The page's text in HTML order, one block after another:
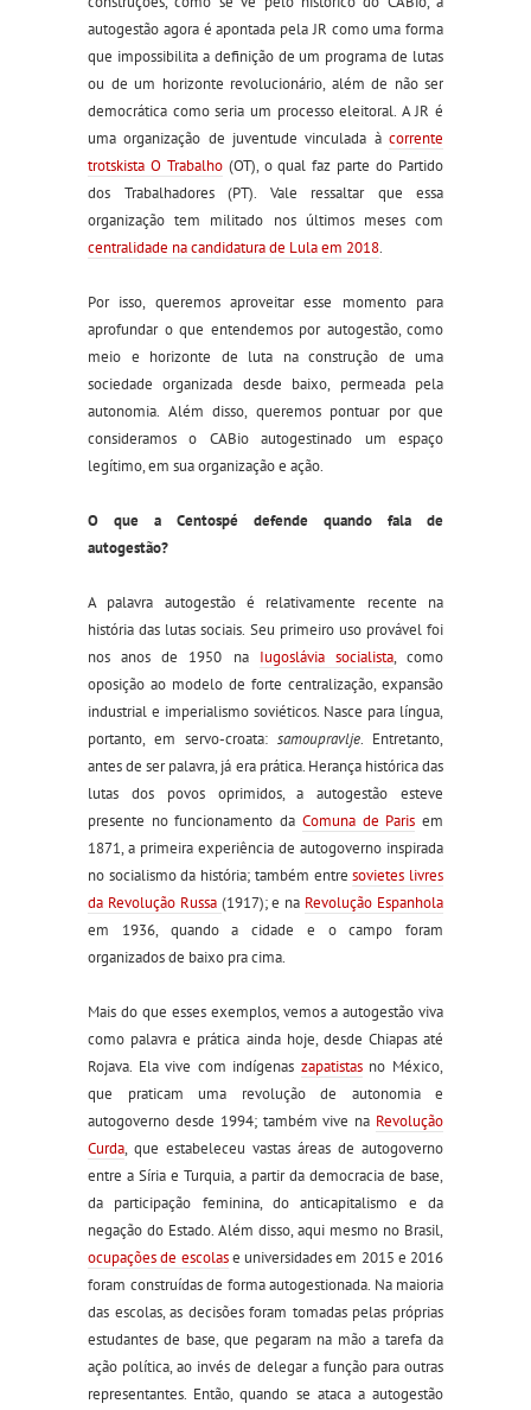
autogestão agora é apontada pela JR como uma forma
que impossibilita a definição de um programa de lutas
ou de um horizonte revolucionário, além de não ser
democrática como seria um processo eleitoral. A JR é
uma organização de juventude vinculada à corrente
trotskista O Trabalho(OT), o qual faz parte do Partido
dos Trabalhadores (PT). Vale ressaltar que essa
organização tem militado nos últimos meses com
centralidade na candidatura de Lula em 2018.
Por isso, queremos aproveitar esse momento para
aprofundar o que entendemos por autogestão, como
meio e horizonte de luta na construção de uma
sociedade organizada desde baixo, permeada pela
autonomia. Além disso, queremos pontuar por que
consideramos o CABio autogestinado um espaço
legítimo, em sua organização e ação.
O que a Centospé defende quando fala de
autogestão?
A palavra autogestão é relativamente recente na
história das lutas sociais. Seu primeiro uso provável foi
nos anos de 1950 na Iugoslávia socialista, como
oposição ao modelo de forte centralização, expansão
industrial e imperialismo soviéticos. Nasce para língua,
portanto, em servo-croata: samoupravlje. Entretanto,
antes de ser palavra, já era prática. Herança histórica das
lutas dos povos oprimidos, a autogestão esteve
presente no funcionamento da Comuna de Paris em
1871, a primeira experiência de autogoverno inspirada
no socialismo da história; também entresovietes livres
da Revolução Russa (1917); e na Revolução Espanhola
em 1936, quando a cidade e o campo foram
organizados de baixo pra cima.
Mais do que esses exemplos, vemos a autogestão viva
como palavra e prática ainda hoje, desde Chiapas até
Rojava. Ela vive com indígenas zapatistasno México,
que praticam uma revolução de autonomia e
autogoverno desde 1994; também vive na Revolução
Curda, que estabeleceu vastas áreas de autogoverno
entre a Síria e Turquia, a partir da democracia de base,
da participação feminina, do anticapitalismo e da
negação do Estado. Além disso, aqui mesmo no Brasil,
ocupações de escolase universidades em 2015 e 2016
foram construídas de forma autogestionada. Na maioria
das escolas, as decisões foram tomadas pelas próprias
estudantes de base, que pegaram na mão a tarefa da
ação política, ao invés de delegar a função para outras
representantes. Então, quando se ataca a autogestão